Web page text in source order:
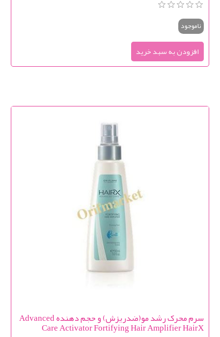
ناموجود
سرم محرک رشد مو(ضدریزش) و حجم دهنده Advanced
Care Activator Fortifying Hair Amplifier HairX